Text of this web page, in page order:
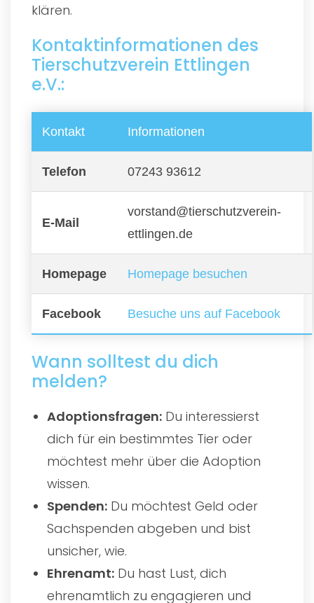
klären.
Kontaktinformationen des
Tierschutzverein Ettlingen
e.V.:
Kontakt Informationen
Telefon 07243 93612
E-Mail
vorstand@tierschutzverein-
ettlingen.de
Homepage Homepage besuchen
Facebook Besuche uns auf Facebook
Wann solltest du dich
melden?
Adoptionsfragen: Du interessierst
dich für ein bestimmtes Tier oder
möchtest mehr über die Adoption
wissen.
Spenden: Du möchtest Geld oder
Sachspenden abgeben und bist
unsicher, wie.
Ehrenamt: Du hast Lust, dich
ehrenamtlich zu engagieren und